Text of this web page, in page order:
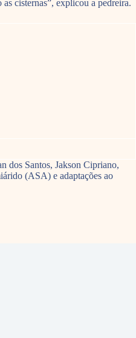
cisternas”, explicou a pedreira.
dos Santos, Jakson Cipriano,
(ASA) e adaptações ao